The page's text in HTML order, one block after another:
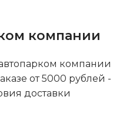
компании
компании
от 5000 рублей -
доставки